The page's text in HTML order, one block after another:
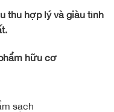
thụ hợp lý và giàu tình
hữu cơ
sạch